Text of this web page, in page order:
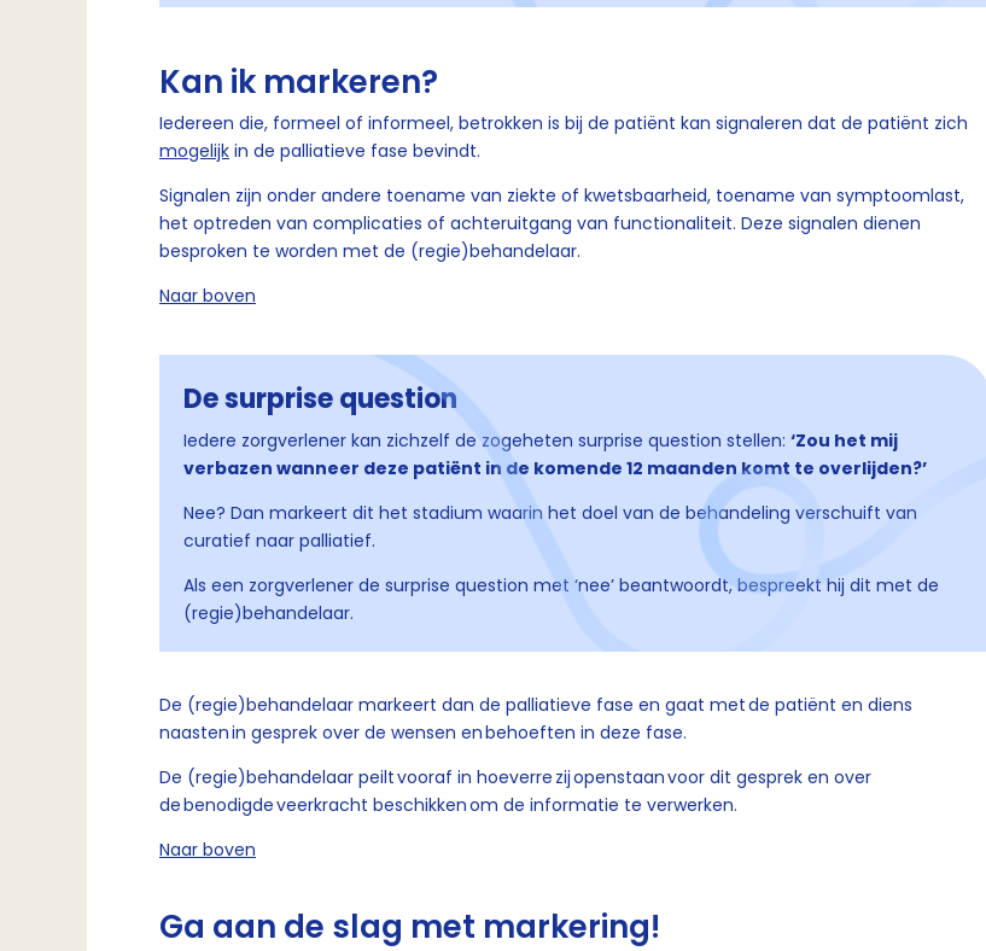
Kan ik markeren?
Iedereen die, formeel of informeel, betrokken is bij de patiënt kan signaleren dat de patiënt zich
mogelijk in de palliatieve fase bevindt.
Signalen zijn onder andere toename van ziekte of kwetsbaarheid, toename van symptoomlast,
het optreden van complicaties of achteruitgang van functionaliteit. Deze signalen dienen
besproken te worden met de (regie)behandelaar.
Naar boven
De surprise question
Iedere zorgverlener kan zichzelf de zogeheten surprise question stellen: ‘Zou het mij
verbazen wanneer deze patiënt in de komende 12 maanden komt te overlijden?’
Nee? Dan markeert dit het stadium waarin het doel van de behandeling verschuift van
curatief naar palliatief.
Als een zorgverlener de surprise question met ‘nee’ beantwoordt, bespreekt hij dit met de
(regie)behandelaar.
De (regie)behandelaar markeert dan de palliatieve fase en gaat met de patiënt en diens
naasten in gesprek over de wensen en behoeften in deze fase.
De (regie)behandelaar peilt vooraf in hoeverre zij openstaan voor dit gesprek en over
de benodigde veerkracht beschikken om de informatie te verwerken.
Naar boven
Ga aan de slag met markering!